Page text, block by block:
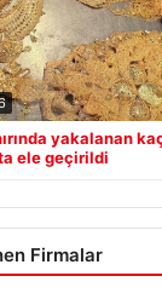
yakalanan
ele geçirildi
Firmalar